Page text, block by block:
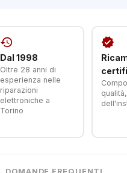
history
Dal 1998
Oltre 28 anni di
esperienza nelle
riparazioni
elettroniche a
Torino
verified